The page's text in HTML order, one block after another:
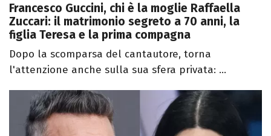
Francesco Guccini, chi è la moglie Raffaella
Zuccari: il matrimonio segreto a 70 anni, la
figlia Teresa e la prima compagna
Dopo la scomparsa del cantautore, torna
l'attenzione anche sulla sua sfera privata: ...